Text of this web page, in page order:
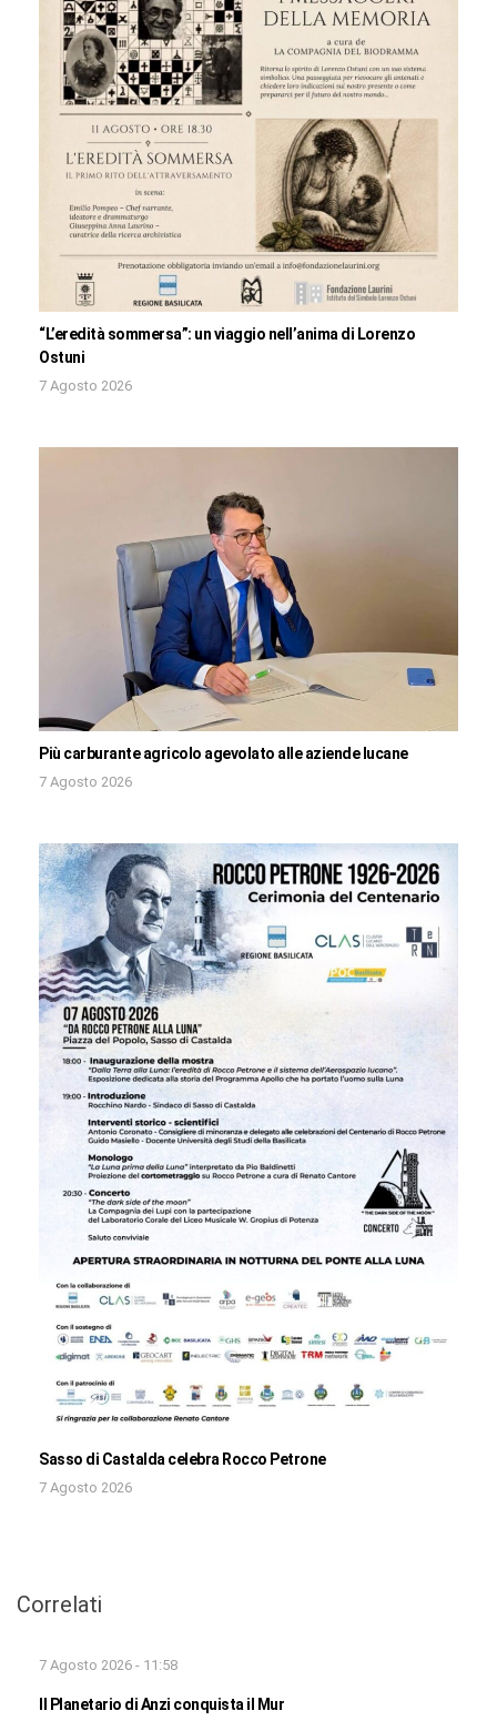
“L’eredità sommersa”: un viaggio nell’anima di Lorenzo
Ostuni
7 Agosto 2026
Più carburante agricolo agevolato alle aziende lucane
7 Agosto 2026
Sasso di Castalda celebra Rocco Petrone
7 Agosto 2026
Correlati
7 Agosto 2026 - 11:58
Il Planetario di Anzi conquista il Mur